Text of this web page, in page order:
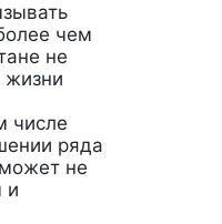
чем
не
жизни
числе
ряда
не
и